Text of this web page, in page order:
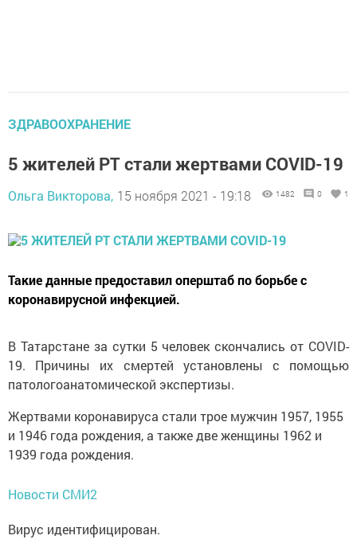
ЗДРАВООХРАНЕНИЕ
5 жителей РТ стали жертвами COVID-19
Ольга Викторова, 15 ноября 2021 - 19:18 1482 0 1
Такие данные предоставил оперштаб по борьбе с
коронавирусной инфекцией.
В Татарстане за сутки 5 человек скончались от COVID-
19. Причины их смертей установлены с помощью
патологоанатомической экспертизы.
Жертвами коронавируса стали трое мужчин 1957, 1955
и 1946 года рождения, а также две женщины 1962 и
1939 года рождения.
Новости СМИ2
Вирус идентифицирован.